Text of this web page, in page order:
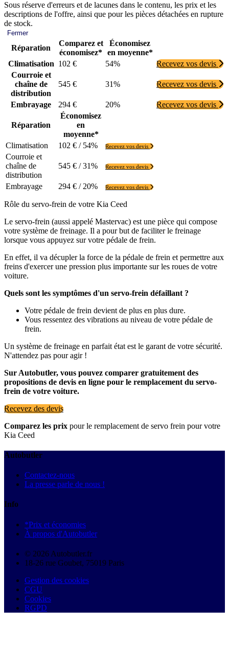
Sous réserve d'erreurs et de lacunes dans le contenu, les prix et les
descriptions de l'offre, ainsi que pour les pièces détachées en rupture
de stock.
Fermer
Réparation
Comparez et
économisez*
Économisez
en moyenne*
Climatisation 102 € 54%
Recevez vos devis
Courroie et
chaîne de
distribution
545 € 31% Recevez vos devis
Embrayage 294 € 20% Recevez vos devis
Réparation
Économisez
en
moyenne*
Climatisation
102 € / 54% Recevez vos devis
Courroie et
chaîne de
distribution
545 € / 31% Recevez vos devis
Embrayage 294 € / 20% Recevez vos devis
Rôle du servo-frein de votre Kia Ceed
Le servo-frein (aussi appelé Mastervac) est une pièce qui compose
votre système de freinage. Il a pour but de faciliter le freinage
lorsque vous appuyez sur votre pédale de frein.
En effet, il va décupler la force de la pédale de frein et permettre aux
freins d'exercer une pression plus importante sur les roues de votre
voiture.
Quels sont les symptômes d'un servo-frein défaillant ?
Votre pédale de frein devient de plus en plus dure.
Vous ressentez des vibrations au niveau de votre pédale de
frein.
Un système de freinage en parfait état est le garant de votre sécurité.
N'attendez pas pour agir !
Sur Autobutler, vous pouvez comparer gratuitement des
propositions de devis en ligne pour le remplacement du servo-
frein de votre voiture.
Recevez des devis
Comparez les prix pour le remplacement de servo frein pour votre
Kia Ceed
Autobutler
Contactez-nous
La presse parle de nous !
Info
*Prix et économies
À propos d'Autobutler
© 2026 Autobutler.fr
18-26 rue Goubet, 75019 Paris
Gestion des cookies
CGU
Cookies
RGPD